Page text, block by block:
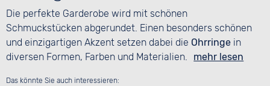
Die perfekte Garderobe wird mit schönen
Schmuckstücken abgerundet. Einen besonders schönen
und einzigartigen Akzent setzen dabei die Ohrringe in
diversen Formen, Farben und Materialien.
mehr lesen
Das könnte Sie auch interessieren: